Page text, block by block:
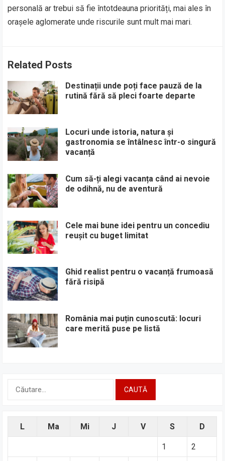
personală ar trebui să fie întotdeauna priorități, mai ales în
orașele aglomerate unde riscurile sunt mult mai mari.
Related Posts
Destinații unde poți face pauză de la
rutină fără să pleci foarte departe
Locuri unde istoria, natura și
gastronomia se întâlnesc într-o singură
vacanță
Cum să-ți alegi vacanța când ai nevoie
de odihnă, nu de aventură
Cele mai bune idei pentru un concediu
reușit cu buget limitat
Ghid realist pentru o vacanță frumoasă
fără risipă
România mai puțin cunoscută: locuri
care merită puse pe listă
L Ma Mi J V S D
1 2